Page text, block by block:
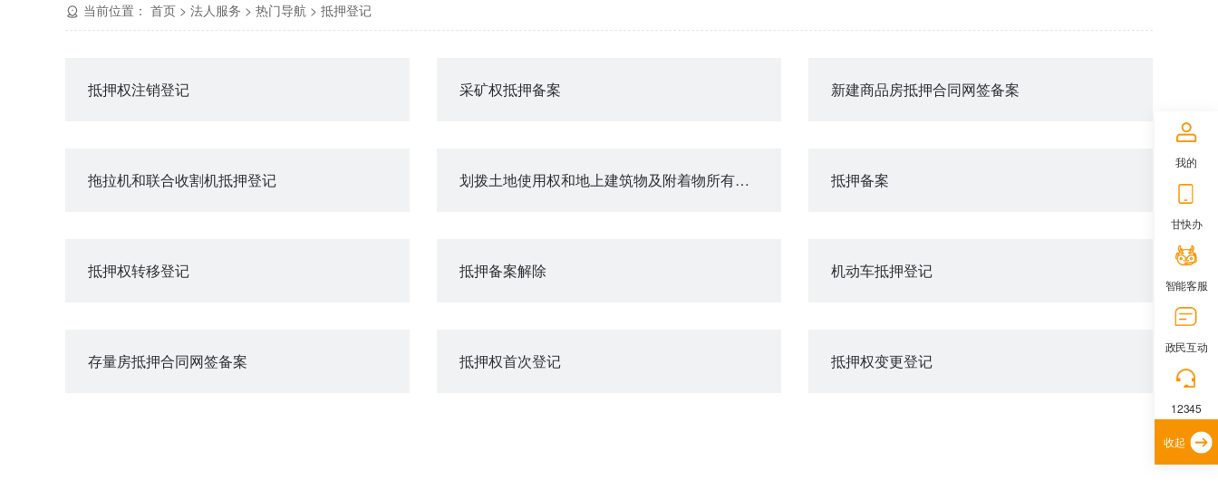
当前位置： 首页 > 法人服务 > 热门导航 > 抵押登记
抵押权注销登记 采矿权抵押备案 新建商品房抵押合同网签备案
拖拉机和联合收割机抵押登记 划拨土地使用权和地上建筑物及附着物所有权抵押审批 抵押备案
抵押权转移登记 抵押备案解除 机动车抵押登记
存量房抵押合同网签备案 抵押权首次登记 抵押权变更登记
我的
甘快办
智能客服
政民互动
12345
收起